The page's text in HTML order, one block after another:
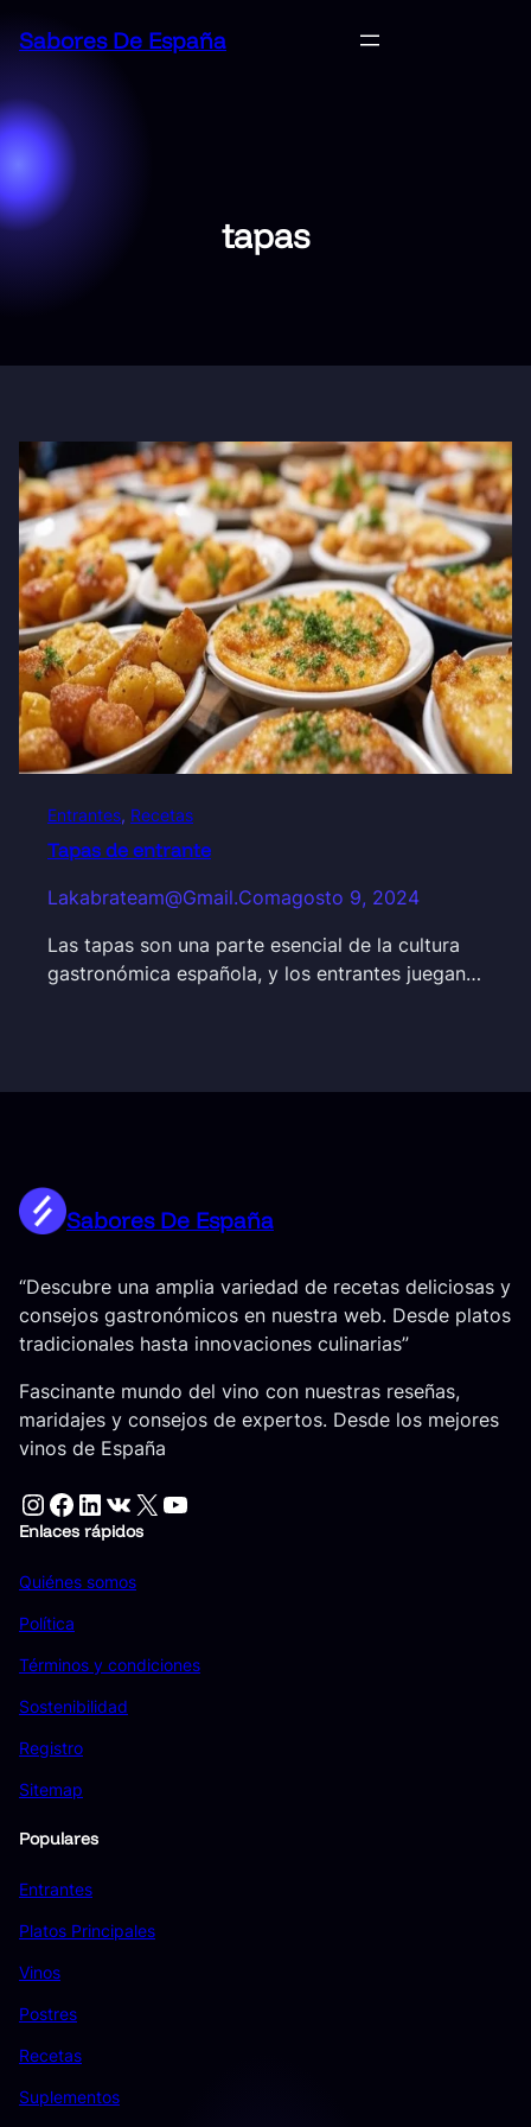
Sabores De España
tapas
Entrantes, Recetas
Tapas de entrante
Lakabrateam@gmail.comagosto 9, 2024
Las tapas son una parte esencial de la cultura
gastronómica española, y los entrantes juegan…
Sabores De España
“Descubre una amplia variedad de recetas deliciosas y
consejos gastronómicos en nuestra web. Desde platos
tradicionales hasta innovaciones culinarias”
Fascinante mundo del vino con nuestras reseñas,
maridajes y consejos de expertos. Desde los mejores
vinos de España
Instagram Facebook LinkedIn VK X YouTube
Enlaces rápidos
Quiénes somos
Política
Términos y condiciones
Sostenibilidad
Registro
Sitemap
Populares
Entrantes
Platos Principales
Vinos
Postres
Recetas
Suplementos